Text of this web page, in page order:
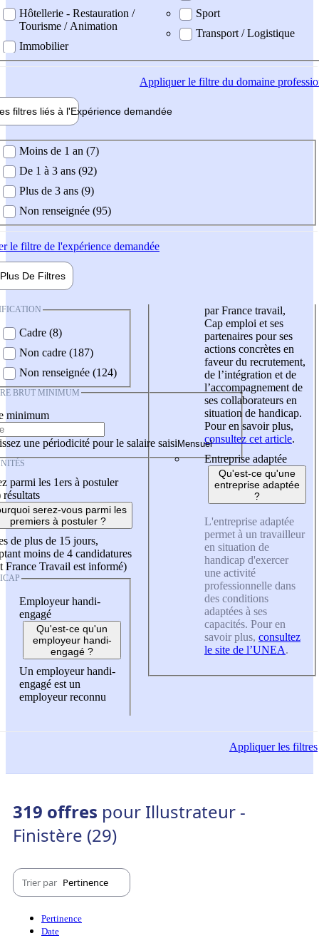
Hôtellerie - Restauration /
Tourisme / Animation
Immobilier
Sport
Transport / Logistique
Appliquerle filtre du domaine
filtres liés à l'Expérience demandée
demandée
Moins de 1 an (7)
De 1 à 3 ans (92)
Plus de 3 ans (9)
Non renseignée (95)
le filtre de l'expérience demandée
Plus De Filtres
Cadre (8)
Non cadre (187)
Non renseignée (124)
BRUT MINIMUM
minimum
une périodicité pour le salaire saisi
parmi les 1ers à postuler
résultats
serez-vous parmi les
premiers à postuler ?
de plus de 15 jours,
moins de 4 candidatures
France Travail est informé)
Employeur handi-
engagé
Qu'est-ce qu'un
employeur handi-
engagé ?
Un employeur handi-
engagé est un
employeur reconnu
par France travail,
Cap emploi et ses
partenaires pour ses
actions concrètes en
faveur du recrutement,
de l’intégration et de
l’accompagnement de
ses collaborateurs en
situation de handicap.
Pour en savoir plus,
consultez cet article.
Entreprise adaptée
Qu'est-ce qu'une
entreprise adaptée
?
L'entreprise adaptée
permet à un travailleur
en situation de
handicap d'exercer
une activité
professionnelle dans
des conditions
adaptées à ses
capacités. Pour en
savoir plus, consultez
le site de l’UNEA.
Appliquerles filtres
319 offres pour Illustrateur -
Finistère (29)
Trier par Pertinence
Pertinence
Date